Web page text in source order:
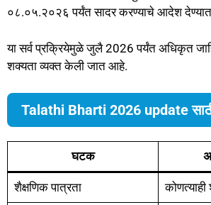
०८.०५.२०२६ पर्यंत सादर करण्याचे आदेश
या सर्व प्रक्रियेमुळे जुलै 2026 पर्यंत अधिकृत
शक्यता व्यक्त केली जात आहे.
Talathi Bharti 2026 update साठी
घटक
शैक्षणिक पात्रता